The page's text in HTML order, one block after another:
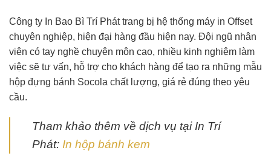
Công ty In Bao Bì Trí Phát trang bị hệ thống máy in Offset
chuyên nghiệp, hiện đại hàng đầu hiện nay. Đội ngũ nhân
viên có tay nghề chuyên môn cao, nhiều kinh nghiệm làm
việc sẽ tư vấn, hỗ trợ cho khách hàng để tạo ra những mẫu
hộp đựng bánh Socola chất lượng, giá rẻ đúng theo yêu
cầu.
Tham khảo thêm về dịch vụ tại In Trí
Phát: In hộp bánh kem